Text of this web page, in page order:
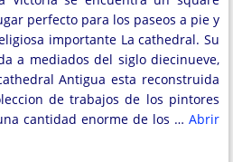
perfecto para los paseos a pie y
importante La cathedral. Su
a mediados del siglo diecinueve,
Antigua esta reconstruida
de trabajos de los pintores
cantidad enorme de los … Abrir